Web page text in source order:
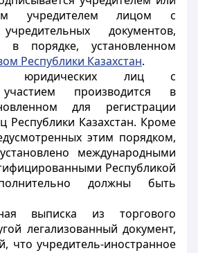
учредителем лицом с
документов,
в порядке, установленном
Республики Казахстан.
юридических лиц с
производится в
для регистрации
Республики Казахстан. Кроме
этим порядком,
международными
Республикой
должны быть
выписка из торгового
легализованный документ,
что учредитель-иностранное